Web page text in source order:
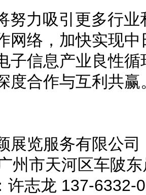
努力吸引更多行
网络，加快实现
子信息产业良性
度合作与互利共赢
展览服务有限公司
市天河区车陂东
许志龙 137-6332-